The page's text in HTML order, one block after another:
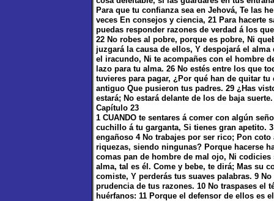
Para que tu confianza sea en Jehová, Te las
veces En consejos y ciencia, 21 Para hacerte
puedas responder razones de verdad á los
22 No robes al pobre, porque es pobre, Ni
juzgará la causa de ellos, Y despojará el
el iracundo, Ni te acompañes con el hombre
lazo para tu alma. 26 No estés entre los que
tuvieres para pagar, ¿Por qué han de quitar
antiguo Que pusieron tus padres. 29 ¿Has
estará; No estará delante de los de baja suerte.
Capítulo 23
1 CUANDO te sentares á comer con algún
cuchillo á tu garganta, Si tienes gran apetito.
engañoso 4 No trabajes por ser rico; Pon
riquezas, siendo ningunas? Porque hacerse
comas pan de hombre de mal ojo, Ni
alma, tal es él. Come y bebe, te dirá; Mas su
comiste, Y perderás tus suaves palabras. 9
prudencia de tus razones. 10 No traspases el
huérfanos: 11 Porque el defensor de ellos es